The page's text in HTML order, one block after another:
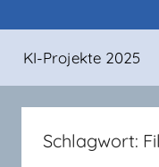
Beiträge
von
KI-Projekte 2025
Schlagwort: